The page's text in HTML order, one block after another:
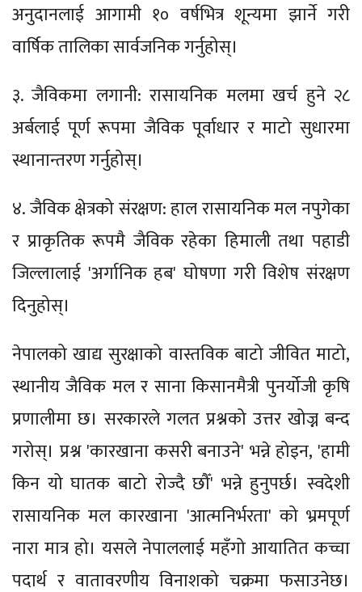
अनुदानलाई आगामी १० वर्षभित्र शून्यमा झार्ने गरी
वार्षिक तालिका सार्वजनिक गर्नुहोस्।
३. जैविकमा लगानी: रासायनिक मलमा खर्च हुने २८
अर्बलाई पूर्ण रूपमा जैविक पूर्वाधार र माटो सुधारमा
स्थानान्तरण गर्नुहोस्।
४. जैविक क्षेत्रको संरक्षण: हाल रासायनिक मल नपुगेका
र प्राकृतिक रूपमै जैविक रहेका हिमाली तथा पहाडी
जिल्लालाई 'अर्गानिक हब' घोषणा गरी विशेष संरक्षण
दिनुहोस्।
नेपालको खाद्य सुरक्षाको वास्तविक बाटो जीवित माटो,
स्थानीय जैविक मल र साना किसानमैत्री पुनर्योजी कृषि
प्रणालीमा छ। सरकारले गलत प्रश्नको उत्तर खोज्न बन्द
गरोस्। प्रश्न 'कारखाना कसरी बनाउने' भन्ने होइन, 'हामी
किन यो घातक बाटो रोज्दै छौँ' भन्ने हुनुपर्छ। स्वदेशी
रासायनिक मल कारखाना 'आत्मनिर्भरता' को भ्रमपूर्ण
नारा मात्र हो। यसले नेपाललाई महँगो आयातित कच्चा
पदार्थ र वातावरणीय विनाशको चक्रमा फसाउनेछ।